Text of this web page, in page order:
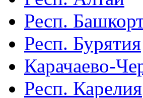
Респ.
Респ. Бурятия
Карачаево-
Респ. Карелия